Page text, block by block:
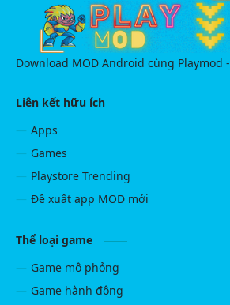
Download MOD Android cùng Playmod -
Liên kết hữu ích
Apps
Games
Playstore Trending
Đề xuất app MOD mới
Thể loại game
Game mô phỏng
Game hành động